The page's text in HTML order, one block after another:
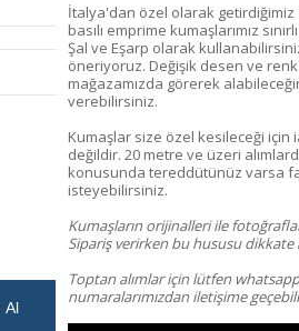
İtalya'dan özel olarak
basılı emprime kumaşlarımız
Şal ve Eşarp olarak
öneriyoruz. Değişik desen ve
mağazamızda görerek
verebilirsiniz.
Kumaşlar size özel kesileceği için
değildir. 20 metre ve üzeri
konusunda tereddütünüz varsa
isteyebilirsiniz.
Kumaşların orijinalleri ile
Sipariş verirken bu hususu dikkate
Toptan alımlar için lütfen
numaralarımızdan iletişime